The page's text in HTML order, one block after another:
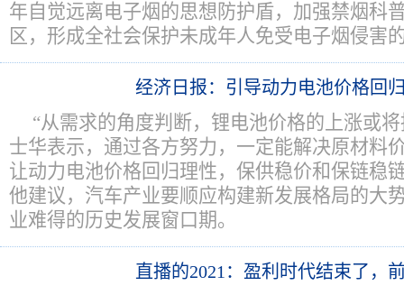
年自觉远离电子烟的思想防护盾，加强禁烟科
区，形成全社会保护未成年人免受电子烟侵害
经济日报：引导动力电池价格回
“从需求的角度判断，锂电池价格的上涨或
士华表示，通过各方努力，一定能解决原材料
让动力电池价格回归理性，保供稳价和保链稳
他建议，汽车产业要顺应构建新发展格局的大
业难得的历史发展窗口期。
直播的2021：盈利时代结束了，